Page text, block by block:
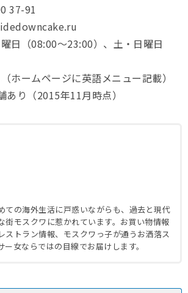
37-91
日（08:00〜23:00）、土・日曜日
ホームページに英語メニュー記載）
あり（2015年11月時点）
ての海外生活に戸惑いながらも、過去と現代
街モスクワに惹かれています。お買い物情報
ストラン情報、モスクワっ子が通うお洒落ス
ー女ならではの目線でお届けします。